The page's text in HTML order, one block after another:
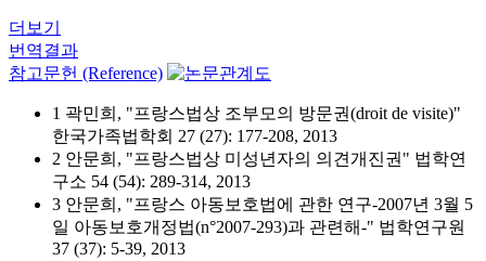
더보기
번역결과
참고문헌 (Reference)
1 곽민희, "프랑스법상 조부모의 방문권(droit de visite)"
한국가족법학회 27 (27): 177-208, 2013
2 안문희, "프랑스법상 미성년자의 의견개진권" 법학연
구소 54 (54): 289-314, 2013
3 안문희, "프랑스 아동보호법에 관한 연구-2007년 3월 5
일 아동보호개정법(n°2007-293)과 관련해-" 법학연구원
37 (37): 5-39, 2013